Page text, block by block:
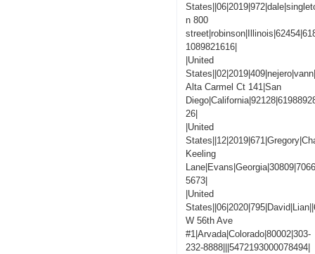
n 800
1089821616|
|United
Alta Carmel Ct 141|San
26|
|United
Keeling
5673|
|United
W 56th Ave
#1|Arvada|Colorado|80002|303-
232-8888|||5472193000078494|